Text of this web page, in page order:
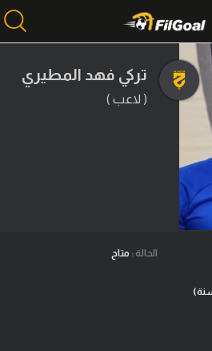
تركي فهد المطيري
( لاعب )
الحالة : متاح